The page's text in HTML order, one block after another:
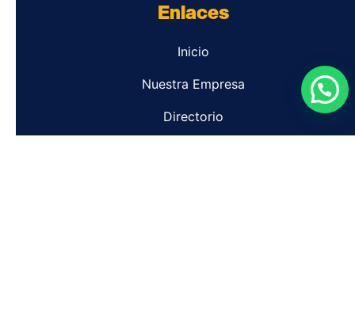
Enlaces
Inicio
Nuestra Empresa
Directorio